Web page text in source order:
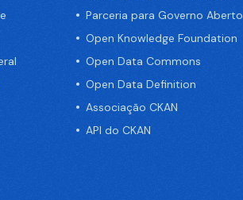
Parceria para Governo Aberto
Open Knowledge Foundation
Open Data Commons
Open Data Definition
Associação CKAN
API do CKAN